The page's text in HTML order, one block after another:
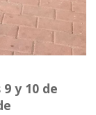
y 10 de